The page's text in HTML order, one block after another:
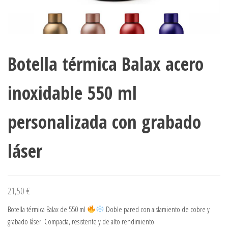
Botella térmica Balax acero
inoxidable 550 ml
personalizada con grabado
láser
21,50 €
Botella térmica Balax de 550 ml
Doble pared con aislamiento de cobre y
grabado láser. Compacta, resistente y de alto rendimiento.